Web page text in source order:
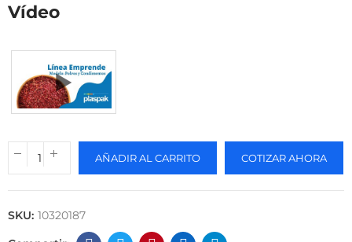
Vídeo
AÑADIR AL CARRITO COTIZAR AHORA
SKU: 10320187